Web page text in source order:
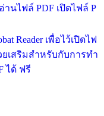
านไฟล์ PDF เปิดไฟล์ P
Reader เพื่อไว้เปิดไฟ
ยเสริมสำหรับกับการทำ
ได้ ฟรี